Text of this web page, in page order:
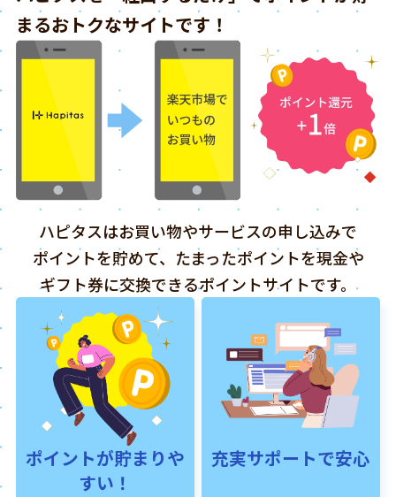
まるおトクなサイトです！
ハピタスはお買い物やサービスの申し込みで
ポイントを貯めて、たまったポイントを現金や
ギフト券に交換できるポイントサイトです。
ポイントが貯まりや
すい！
充実サポートで安心